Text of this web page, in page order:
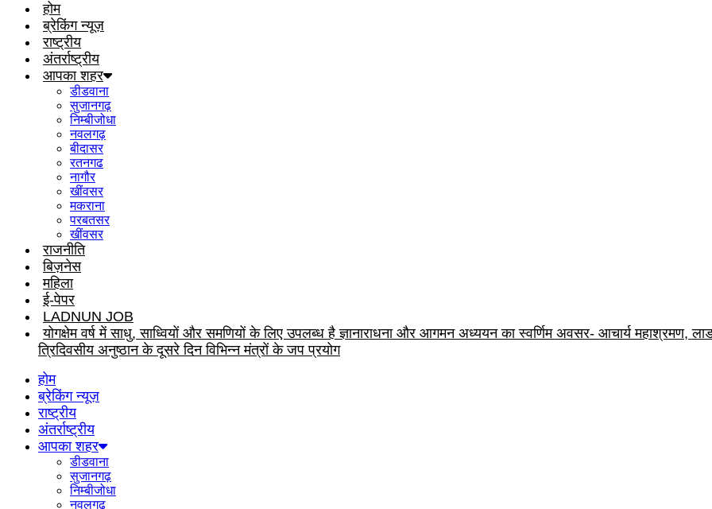
होम
ब्रेकिंग न्यूज़
राष्ट्रीय
अंतर्राष्ट्रीय
आपका शहर
डीडवाना
सुजानगढ़
निम्बीजोधा
नवलगढ़
बीदासर
रतनगढ
नागौर
खींवसर
मकराना
परबतसर
खींवसर
राजनीति
बिज़नेस
महिला
ई-पेपर
LADNUN JOB
योगक्षेम वर्ष में साधु, साध्वियों और समणियों के लिए उपलब्ध है ज्ञानाराधना और आगमन अध्ययन का स्वर्णिम अवसर- आचार्य महाश्रमण,
त्रिदिवसीय अनुष्ठान के दूसरे दिन विभिन्न मंत्रों के जप प्रयोग
होम
ब्रेकिंग न्यूज़
राष्ट्रीय
अंतर्राष्ट्रीय
आपका शहर
डीडवाना
सुजानगढ़
निम्बीजोधा
नवलगढ़